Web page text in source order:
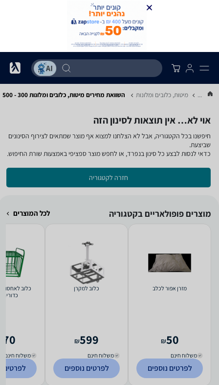
... מיטות, כלובים ומלונות השוואת מחירים מיטות, כלובים ומלונות ‏300 - 500
אוי לא… אין תוצאות לסינון הזה
חיפשנו בכל הקטגוריה, אבל לא הצלחנו למצוא אף מוצר שמתאים לצירוף הסינונים
שביצעת.
כדאי לנסות לבצע כל סינון בנפרד, או לחפש מוצר ספציפי באמצעות שורת החיפוש.
חזרה לקטגוריה
מוצרים פופולאריים בקטגוריה לכל המוצרים
מזרן אפור לכלב
50
₪
משלוח חינם
לפרטים נוספים
כלוב למקרן
599
₪
משלוח חינם
לפרטים נוספים
כלוב לאחסון
משלוח חינם
לפרטים